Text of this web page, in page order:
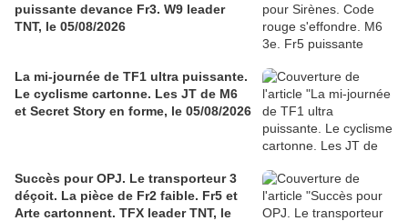
puissante devance Fr3. W9 leader
TNT, le 05/08/2026
La mi-journée de TF1 ultra puissante.
Le cyclisme cartonne. Les JT de M6
et Secret Story en forme, le 05/08/2026
Succès pour OPJ. Le transporteur 3
déçoit. La pièce de Fr2 faible. Fr5 et
Arte cartonnent. TFX leader TNT, le